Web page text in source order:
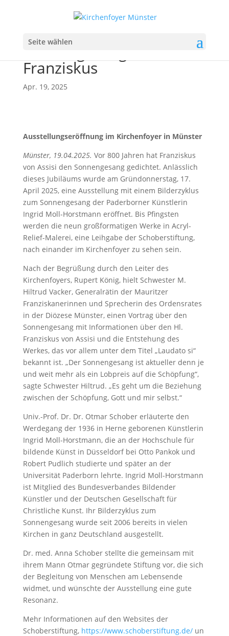
Seite wählen
Bilderzyklus zum
Franziskus
Apr. 19, 2025
Ausstellungseröffnung im Kirchenfoyer in Münster
Münster, 19.04.2025. Vor 800 Jahren hat Franziskus
von Assisi den Sonnengesang gedichtet. Anlässlich
dieses Jubiläums wurde am Gründonnerstag, 17.
April 2025, eine Ausstellung mit einem Bilderzyklus
zum Sonnengesang der Paderborner Künstlerin
Ingrid Moll-Horstmann eröffnet. Bis Pfingsten
werden die neun großformatigen Werke in Acryl-
Relief-Malerei, eine Leihgabe der Schoberstiftung,
nach einander im Kirchenfoyer zu sehen sein.
Nach der Begrüßung durch den Leiter des
Kirchenfoyers, Rupert König, hielt Schwester M.
Hiltrud Vacker, Generalrätin der Mauritzer
Franziskanerinnen und Sprecherin des Ordensrates
in der Diözese Münster, einen Vortrag über den
Sonnengesang mit Informationen über den Hl.
Franziskus von Assisi und die Entstehung des
Werkes, das vor allem unter dem Titel „Laudato si“
bekannt ist. „Der Sonnengesang ist aktueller denn je
und weit mehr als ein Lobpreis auf die Schöpfung“,
sagte Schwester Hiltrud. „Es geht um die Beziehung
zwischen der Schöpfung, Gott und mir selbst.“
Univ.-Prof. Dr. Dr. Otmar Schober erläuterte den
Werdegang der 1936 in Herne geborenen Künstlerin
Ingrid Moll-Horstmann, die an der Hochschule für
bildende Künst in Düsseldorf bei Otto Pankok und
Robert Pudlich studierte und später an der
Universität Paderborn lehrte. Ingrid Moll-Horstmann
ist Mitglied des Bundesverbandes Bildender
Künstler und der Deutschen Gesellschaft für
Christliche Kunst. Ihr Bilderzyklus zum
Sonnengesang wurde seit 2006 bereits in vielen
Kirchen in ganz Deutschland ausgestellt.
Dr. med. Anna Schober stellte die gemeinsam mit
ihrem Mann Otmar gegründete Stiftung vor, die sich
der Begleitung von Menschen am Lebensende
widmet, und wünschte der Ausstellung eine gute
Resonanz.
Mehr Informationen auf den Websites der
Schoberstiftung, https://www.schoberstiftung.de/un